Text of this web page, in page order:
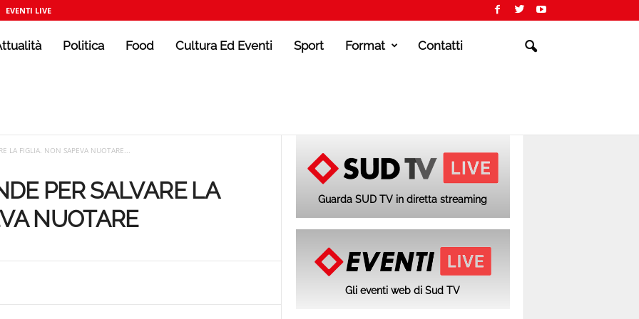
EVENTI LIVE
Politica Food Cultura Ed Eventi Sport Format Contatti
LA FIGLIA. NON SAPEVA NUOTARE...
PER SALVARE LA
NUOTARE
Guarda SUD TV in diretta streaming
Gli eventi web di Sud TV